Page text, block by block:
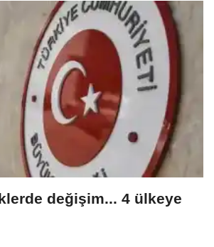
değişim... 4 ülkeye